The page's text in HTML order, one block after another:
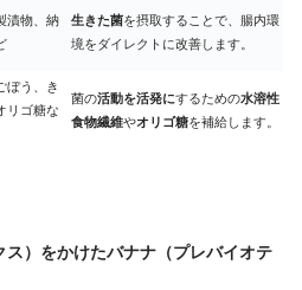
漬物、納
生きた菌を摂取することで、腸内環
境をダイレクトに改善します。
ぼう、き
リゴ糖な
菌の活動を活発にするための水溶性
食物繊維やオリゴ糖を補給します。
）をかけたバナナ（プレバイオテ